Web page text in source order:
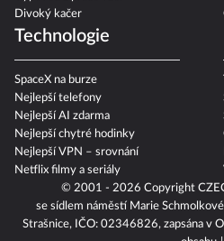
© 2001 - 2026 Copyright
se sídlem náměstí Marie
Strašnice, IČO: 02346826, zapsána v
Divoký kačer
Technologie
SpaceX na burze
Nejlepší telefony
Nejlepší AI zdarma
Nejlepší chytré hodinky
Nejlepší VPN – srovnání
Netflix filmy a seriály